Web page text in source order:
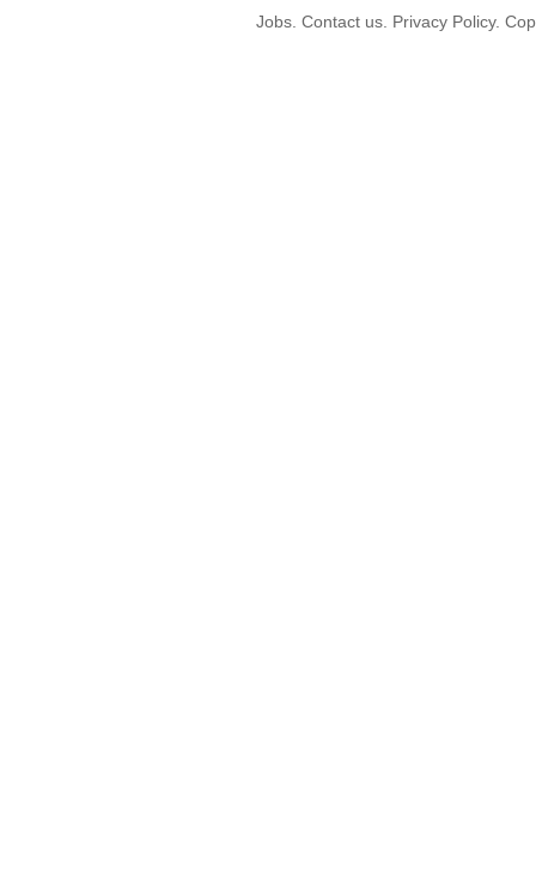
Jobs. Contact us. Privacy Policy.